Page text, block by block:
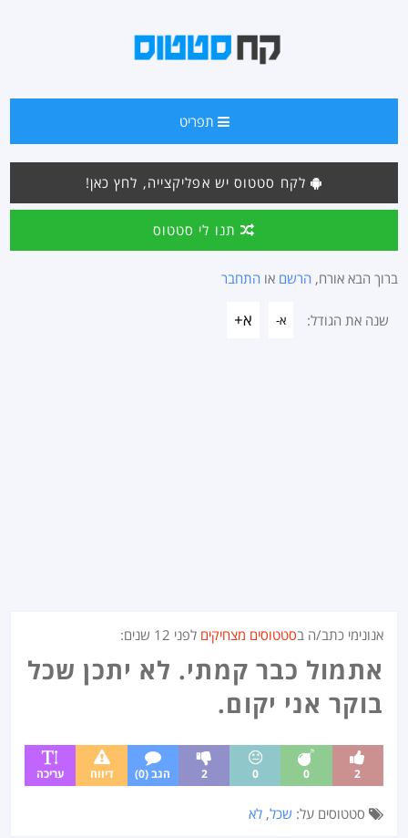
תפריט
לקח סטטוס יש אפליקצייה, לחץ כאן!
תנו לי סטטוס
ברוך הבא אורח, הרשם או התחבר
שנה את הגודל: א- א+
אנונימי כתב/ה בסטטוסים מצחיקים לפני 12 שנים :
אתמול כבר קמתי. לא יתכן שכל
בוקר אני יקום.
2
0
0
2 הגב (0) דיווח עריכה
סטטוסים על: שכל,לא